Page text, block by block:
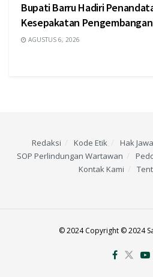
Bupati Barru Hadiri
Kesepakatan
AGUSTUS 6, 2026
Redaksi Kode Etik
Hak
SOP Perlindungan Wartawan
Kontak Kami
© 2024 Copyright © 2024